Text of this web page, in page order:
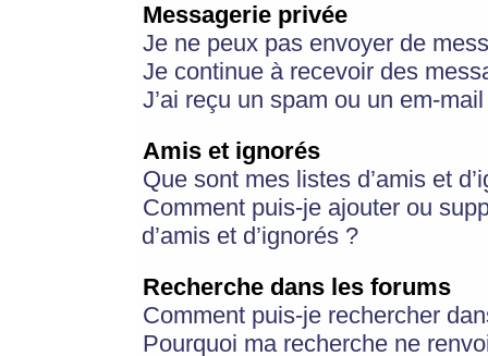
Messagerie privée
Je ne peux pas envoyer de
Je continue à recevoir des
J’ai reçu un spam ou un em-
Amis et ignorés
Que sont mes listes d’amis et
Comment puis-je ajouter ou
d’amis et d’ignorés ?
Recherche dans les forums
Comment puis-je rechercher
Pourquoi ma recherche ne